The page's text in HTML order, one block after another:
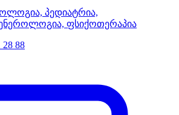
პედიატრია,
ფსიქოთერაპია
28 88